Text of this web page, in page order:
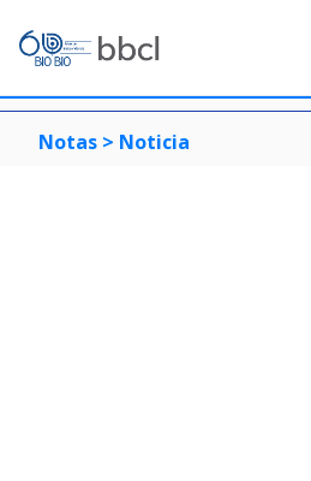
Notas > Noticia